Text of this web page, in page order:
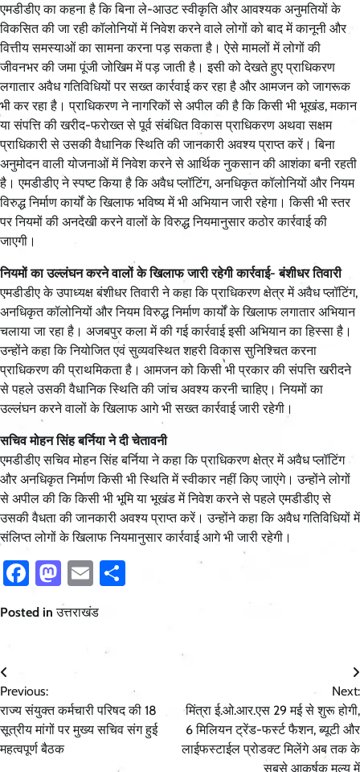
एमडीडीए का कहना है कि बिना ले-आउट स्वीकृति और आवश्यक अनुमतियों के
विकसित की जा रही कॉलोनियों में निवेश करने वाले लोगों को बाद में कानूनी और
वित्तीय समस्याओं का सामना करना पड़ सकता है। ऐसे मामलों में लोगों की
जीवनभर की जमा पूंजी जोखिम में पड़ जाती है। इसी को देखते हुए प्राधिकरण
लगातार अवैध गतिविधियों पर सख्त कार्रवाई कर रहा है और आमजन को जागरूक
भी कर रहा है। प्राधिकरण ने नागरिकों से अपील की है कि किसी भी भूखंड, मकान
या संपत्ति की खरीद-फरोख्त से पूर्व संबंधित विकास प्राधिकरण अथवा सक्षम
प्राधिकारी से उसकी वैधानिक स्थिति की जानकारी अवश्य प्राप्त करें। बिना
अनुमोदन वाली योजनाओं में निवेश करने से आर्थिक नुकसान की आशंका बनी रहती
है। एमडीडीए ने स्पष्ट किया है कि अवैध प्लॉटिंग, अनधिकृत कॉलोनियों और नियम
विरुद्ध निर्माण कार्यों के खिलाफ भविष्य में भी अभियान जारी रहेगा। किसी भी स्तर
पर नियमों की अनदेखी करने वालों के विरुद्ध नियमानुसार कठोर कार्रवाई की
जाएगी।
नियमों का उल्लंघन करने वालों के खिलाफ जारी रहेगी कार्रवाई- बंशीधर तिवारी
एमडीडीए के उपाध्यक्ष बंशीधर तिवारी ने कहा कि प्राधिकरण क्षेत्र में अवैध प्लॉटिंग,
अनधिकृत कॉलोनियों और नियम विरुद्ध निर्माण कार्यों के खिलाफ लगातार अभियान
चलाया जा रहा है। अजबपुर कला में की गई कार्रवाई इसी अभियान का हिस्सा है।
उन्होंने कहा कि नियोजित एवं सुव्यवस्थित शहरी विकास सुनिश्चित करना
प्राधिकरण की प्राथमिकता है। आमजन को किसी भी प्रकार की संपत्ति खरीदने
से पहले उसकी वैधानिक स्थिति की जांच अवश्य करनी चाहिए। नियमों का
उल्लंघन करने वालों के खिलाफ आगे भी सख्त कार्रवाई जारी रहेगी।
सचिव मोहन सिंह बर्निया ने दी चेतावनी
एमडीडीए सचिव मोहन सिंह बर्निया ने कहा कि प्राधिकरण क्षेत्र में अवैध प्लॉटिंग
और अनधिकृत निर्माण किसी भी स्थिति में स्वीकार नहीं किए जाएंगे। उन्होंने लोगों
से अपील की कि किसी भी भूमि या भूखंड में निवेश करने से पहले एमडीडीए से
उसकी वैधता की जानकारी अवश्य प्राप्त करें। उन्होंने कहा कि अवैध गतिविधियों में
संलिप्त लोगों के खिलाफ नियमानुसार कार्रवाई आगे भी जारी रहेगी।
Facebook
Mastodon
Email
Posted inउत्तराखंड
Post
navigation
Previous:
राज्य संयुक्त कर्मचारी परिषद की 18
सूत्रीय मांगों पर मुख्य सचिव संग हुई
महत्वपूर्ण बैठक
Next:
मिंत्रा ई.ओ.आर.एस 29 मई से शुरू होगी,
6 मिलियन ट्रेंड-फर्स्ट फैशन, ब्यूटी और
लाईफस्टाईल प्रोडक्ट मिलेंगे अब तक के
सबसे आकर्षक मूल्य में